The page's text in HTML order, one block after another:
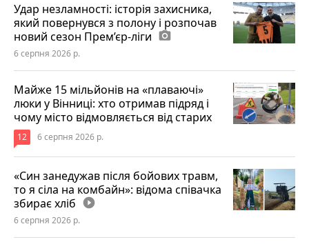
Удар незламності: історія захисника,
який повернувся з полону і розпочав
новий сезон Прем’єр-ліги photo_camera
6 серпня 2026 р.
Майже 15 мільйонів на «плаваючі»
люки у Вінниці: хто отримав підряд і
чому місто відмовляється від старих
12 6 серпня 2026 р.
«Син занедужав після бойових травм,
то я сіла на комбайн»: відома співачка
збирає хліб play_circle_filled
6 серпня 2026 р.